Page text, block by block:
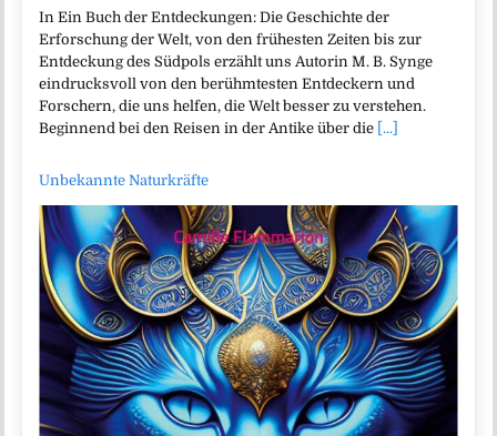
In Ein Buch der Entdeckungen: Die Geschichte der
Erforschung der Welt, von den frühesten Zeiten bis zur
Entdeckung des Südpols erzählt uns Autorin M. B. Synge
eindrucksvoll von den berühmtesten Entdeckern und
Forschern, die uns helfen, die Welt besser zu verstehen.
Beginnend bei den Reisen in der Antike über die [...]
Unbekannte Naturkräfte